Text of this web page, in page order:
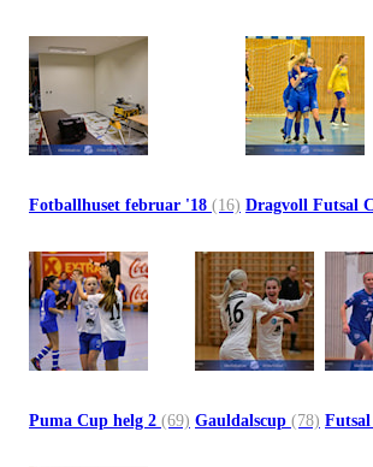
Fotballhuset februar '18 (16) Dragvoll Futsal
Puma Cup helg 2 (69) Gauldalscup (78)